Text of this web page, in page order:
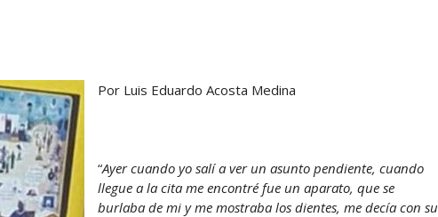
Por Luis Eduardo Acosta Medina
“Ayer cuando yo salí a ver un asunto pendiente, cuando
llegue a la cita me encontré fue un aparato, que se
burlaba de mi y me mostraba los dientes, me decía con su